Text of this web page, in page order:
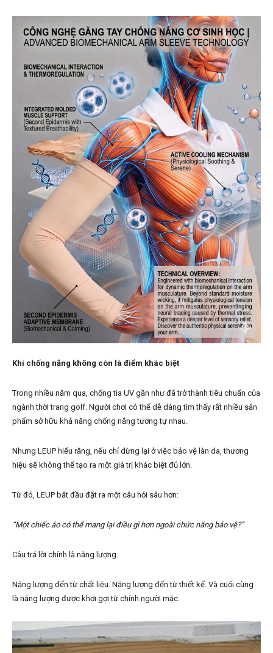
Khi chống nắng không còn là điểm khác biệt
Trong nhiều năm qua, chống tia UV gần như đã trở thành tiêu chuẩn của
ngành thời trang golf. Người chơi có thể dễ dàng tìm thấy rất nhiều sản
phẩm sở hữu khả năng chống nắng tương tự nhau.
Nhưng LEUP hiểu rằng, nếu chỉ dừng lại ở việc bảo vệ làn da, thương
hiệu sẽ không thể tạo ra một giá trị khác biệt đủ lớn.
Từ đó, LEUP bắt đầu đặt ra một câu hỏi sâu hơn:
“Một chiếc áo có thể mang lại điều gì hơn ngoài chức năng bảo vệ?”
Câu trả lời chính là năng lượng.
Năng lượng đến từ chất liệu. Năng lượng đến từ thiết kế. Và cuối cùng
là năng lượng được khơi gợi từ chính người mặc.